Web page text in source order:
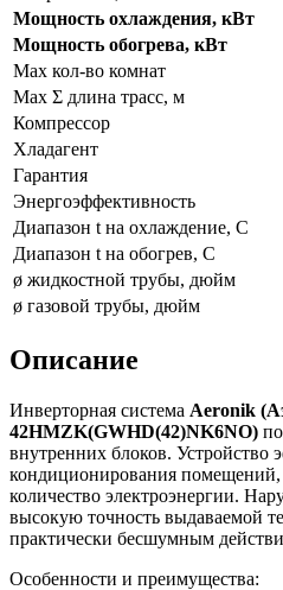
Мощность охлаждения, кВт
Мощность обогрева, кВт
Max кол-во комнат
Max Σ длина трасс, м
Компрессор
Хладагент
Гарантия
Энергоэффективность
Диапазон t на охлаждение, С
Диапазон t на обогрев, С
ø жидкостной трубы, дюйм
ø газовой трубы, дюйм
Описание
Инверторная система Aeronik
42HMZK(GWHD(42)NK6NO)
внутренних блоков. Устройство
кондиционирования помещений,
количество электроэнергии.
высокую точность выдаваемой
практически бесшумным
Особенности и преимущества: